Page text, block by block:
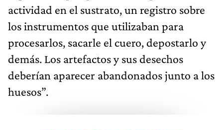
actividad en el sustrato, un registro sobre
los instrumentos que utilizaban para
procesarlos, sacarle el cuero, depostarlo y
demás. Los artefactos y sus desechos
deberían aparecer abandonados junto a los
huesos”.